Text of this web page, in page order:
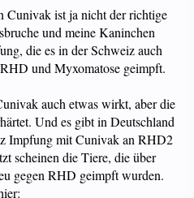
Cunivak ist ja nicht der richtige
und meine Kaninchen
die es in der Schweiz auch
und Myxomatose geimpft.
auch etwas wirkt, aber die
Und es gibt in Deutschland
Impfung mit Cunivak an RHD2
scheinen die Tiere, die über
gegen RHD geimpft wurden.